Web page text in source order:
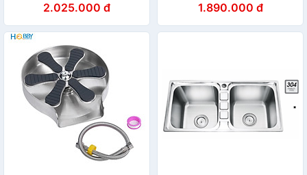
2.025.000 đ 1.890.000 đ